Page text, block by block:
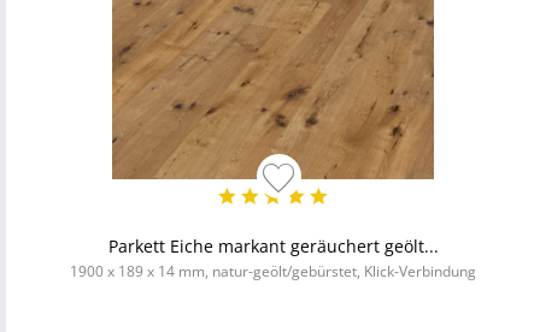
Parkett Eiche markant geräuchert geölt...
1900 x 189 x 14 mm, natur-geölt/gebürstet, Klick-Verbindung